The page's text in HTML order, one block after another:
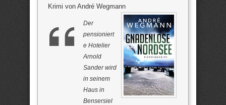
Krimi von André Wegmann
Der
pensioniert
e Hotelier
Arnold
Sander wird
in seinem
Haus in
Bensersiel